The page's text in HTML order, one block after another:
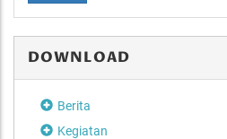
DOWNLOAD
Berita
Kegiatan